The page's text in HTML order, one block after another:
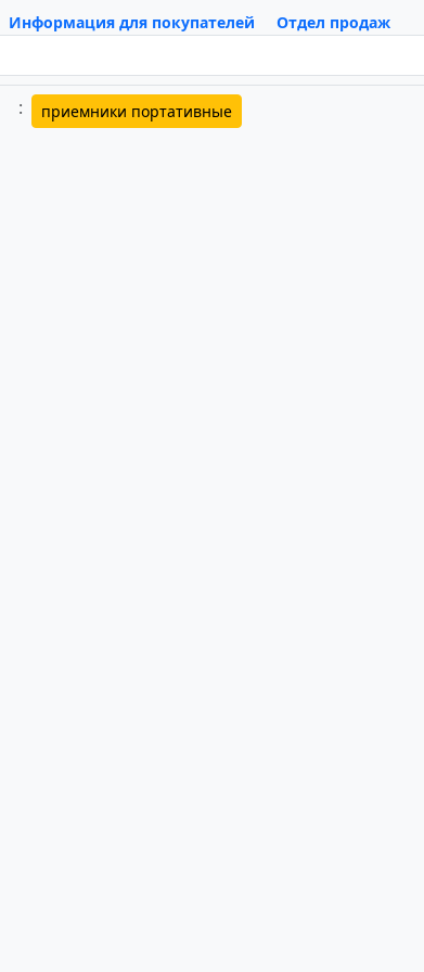
Информация для покупателей Отдел продаж
приемники портативные